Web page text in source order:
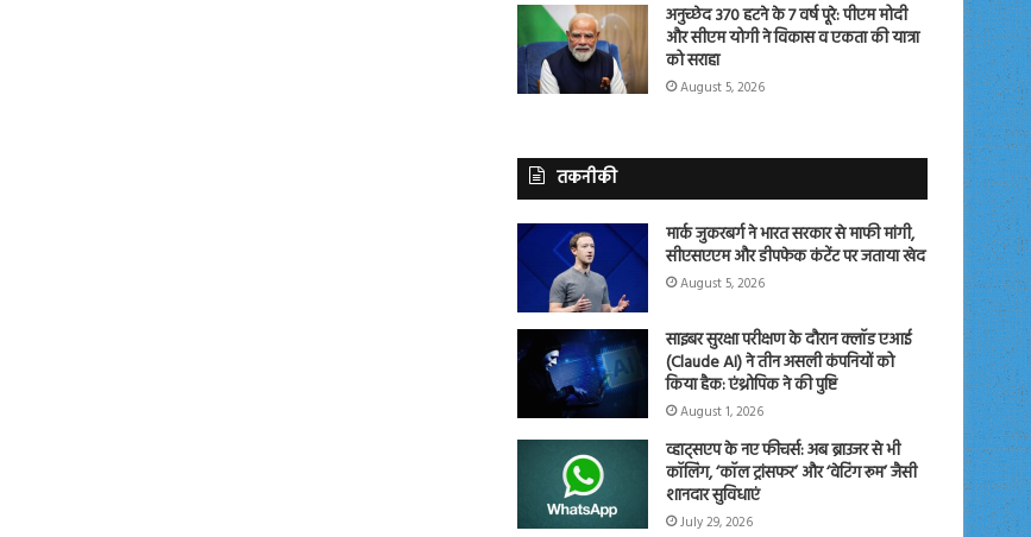
अनुच्छेद 370 हटने के 7 वर्ष पूरे: पीएम मोदी
और सीएम योगी ने विकास व एकता की यात्रा
को सराहा
August 5, 2026
तकनीकी
मार्क जुकरबर्ग ने भारत सरकार से माफी मांगी,
सीएसएएम और डीपफेक कंटेंट पर जताया खेद
August 5, 2026
साइबर सुरक्षा परीक्षण के दौरान क्लॉड एआई
(Claude AI) ने तीन असली कंपनियों को
किया हैक: एंथ्रोपिक ने की पुष्टि
August 1, 2026
व्हाट्सएप के नए फीचर्स: अब ब्राउजर से भी
कॉलिंग, ‘कॉल ट्रांसफर’ और ‘वेटिंग रूम’ जैसी
शानदार सुविधाएं
July 29, 2026